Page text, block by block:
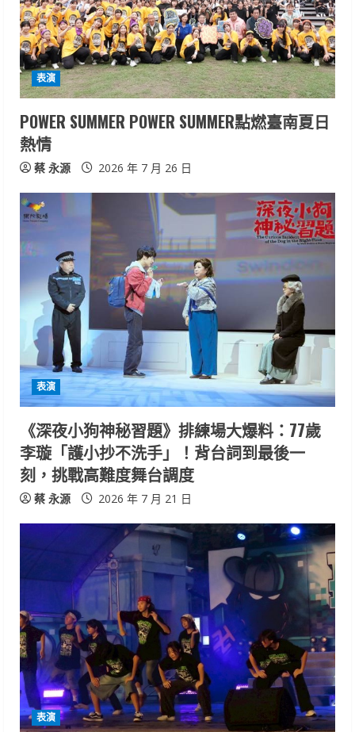
d
i
n
g
表演
POWER SUMMER POWER SUMMER點燃臺南夏日
熱情
蔡 永源 2026 年 7 月 26 日
表演
《深夜小狗神秘習題》排練場大爆料：77歲
李璇「護小抄不洗手」！背台詞到最後一
刻，挑戰高難度舞台調度
蔡 永源 2026 年 7 月 21 日
表演